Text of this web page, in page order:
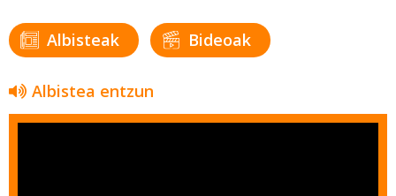
Albisteak Bideoak
Albistea entzun